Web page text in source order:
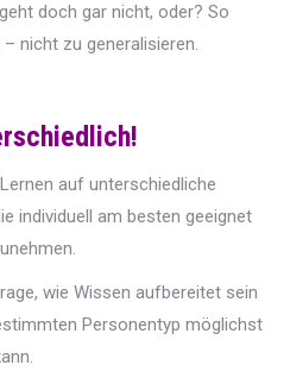
doch gar nicht, oder? So
nicht zu generalisieren.
auf unterschiedliche
individuell am besten geeignet
wie Wissen aufbereitet sein
Personentyp möglichst